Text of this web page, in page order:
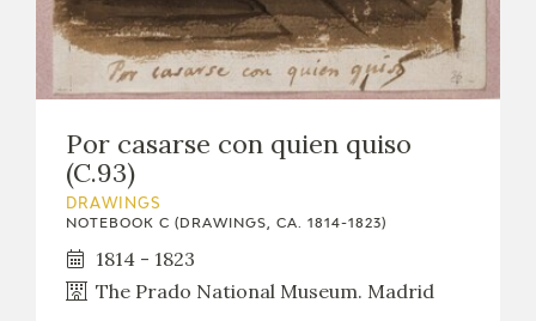
Por casarse con quien quiso
(C.93)
DRAWINGS
NOTEBOOK C (DRAWINGS, CA. 1814-1823)
1814 - 1823
The Prado National Museum. Madrid